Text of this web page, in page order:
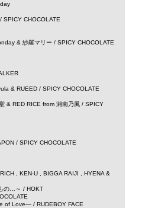
/ SPICY CHOCOLATE
& 紗羅マリー / SPICY CHOCOLATE
& RUEED / SPICY CHOCOLATE
& RED RICE from 湘南乃風 / SPICY
/ SPICY CHOCOLATE
KEN-U BIGGA RAIJI HYENA &
の…～ / HOKT
of Love― / RUDEBOY FACE